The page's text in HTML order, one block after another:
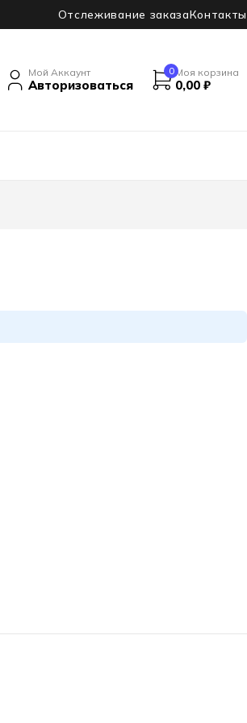
Отслеживание заказаКонтакты
Мой Аккаунт
Авторизоваться
0 Моя корзина
0,00 ₽